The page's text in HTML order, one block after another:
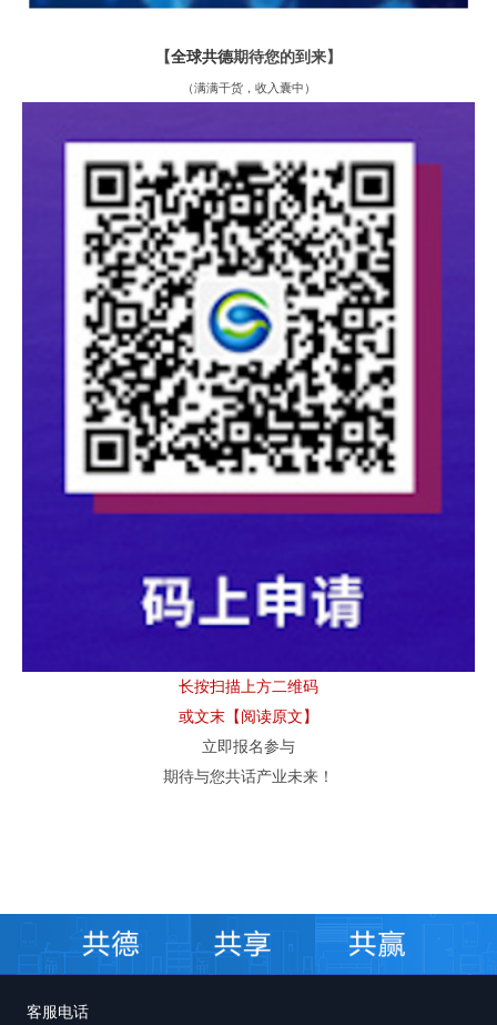
【全球共德期待您的到来】
（满满干货， 收入囊中 ）
长按扫描上方二维码
或文末 【 阅读原文 】
立即报名参与
期待与您共话产业未来 ！
客服电话